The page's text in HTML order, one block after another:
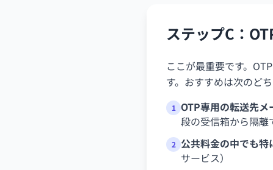
ステップC：
ここが最重要です。
す。おすすめは次のどち
1 OTP専用の転送先メ
段の受信箱から隔離
2 公共料金の中でも特
サービス）